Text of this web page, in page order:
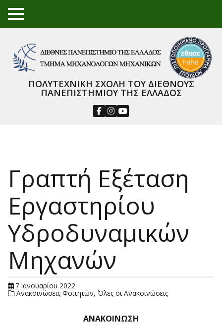
TO
GGL
NU
ΠΟΛΥΤΕΧΝΙΚΗ ΣΧΟΛΗ ΤΟΥ ΔΙΕΘΝΟΥΣ
ΠΑΝΕΠΙΣΤΗΜΙΟΥ ΤΗΣ ΕΛΛΑΔΟΣ
Γραπτή Εξέταση
Εργαστηρίου
Υδροδυναμικών
Μηχανών
7 Ιανουαρίου 2022
Ανακοινώσεις Φοιτητών,Όλες οι Ανακοινώσεις
ΑΝΑΚΟΙΝΩΣΗ